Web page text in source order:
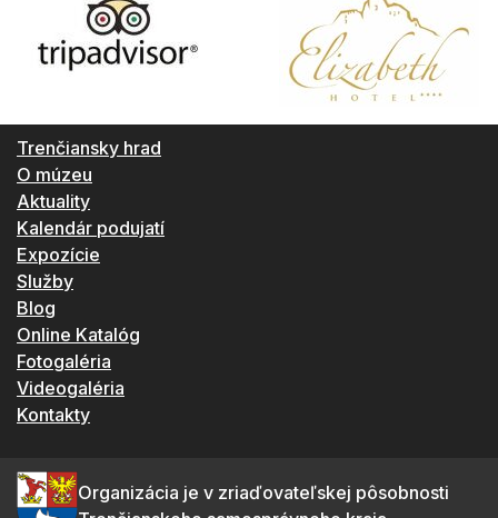
Trenčiansky hrad
O múzeu
Aktuality
Kalendár podujatí
Expozície
Služby
Blog
Online Katalóg
Fotogaléria
Videogaléria
Kontakty
Organizácia je v zriaďovateľskej pôsobnosti